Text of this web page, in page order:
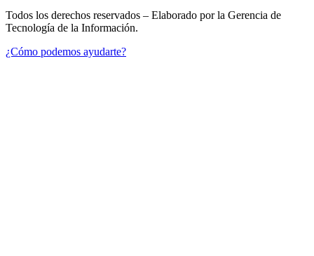
Todos los derechos reservados – Elaborado por la Gerencia de
Tecnología de la Información.
¿Cómo podemos ayudarte?